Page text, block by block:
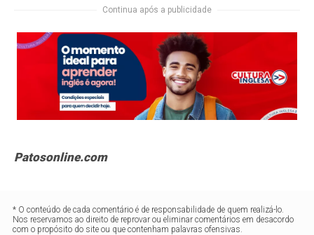
Continua após a publicidade
Patosonline.com
* O conteúdo de cada comentário é de responsabilidade de quem realizá-lo.
Nos reservamos ao direito de reprovar ou eliminar comentários em desacordo
com o propósito do site ou que contenham palavras ofensivas.